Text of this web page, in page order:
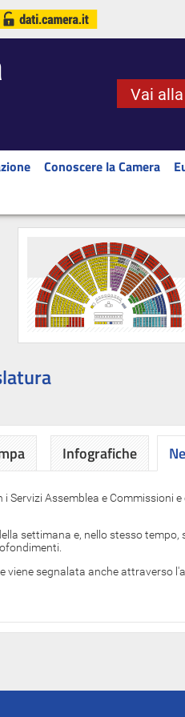
Vai
Conoscere la Camera
Infografiche
Assemblea e Commissioni
settimana e, nello stesso
viene segnalata anche attraverso